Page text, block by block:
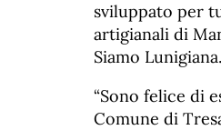
sviluppato per
artigianali di
Siamo Lunigiana.
“Sono felice di
Comune di